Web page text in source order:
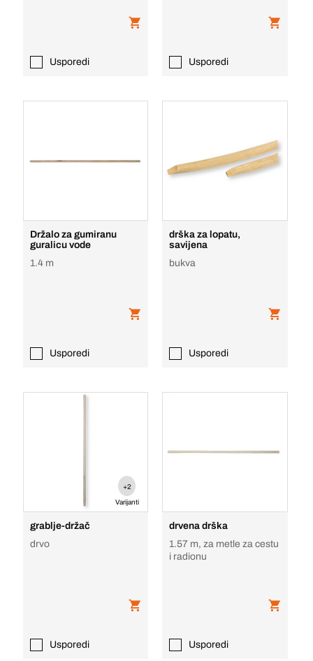
Usporedi Usporedi
Držalo za gumiranu
guralicu vode
1.4 m
Usporedi
drška za lopatu,
savijena
bukva
Usporedi
+2
Varijanti
grablje-držač
drvo
Usporedi
drvena drška
1.57 m, za metle za cestu
i radionu
Usporedi